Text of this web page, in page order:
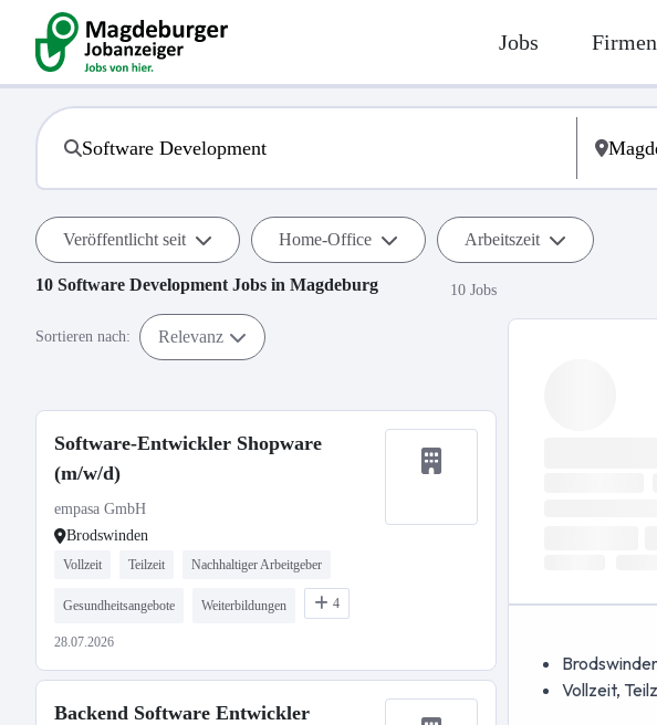
Jobs Firmen
Veröffentlicht seit Home-Office Arbeitszeit
10 Software Development Jobs in Magdeburg 10 Jobs
Sortieren nach: Relevanz
Software-Entwickler Shopware
(m/w/d)
empasa GmbH
Brodswinden
Vollzeit Teilzeit Nachhaltiger Arbeitgeber
Gesundheitsangebote Weiterbildungen 4
28.07.2026
Backend Software Entwickler